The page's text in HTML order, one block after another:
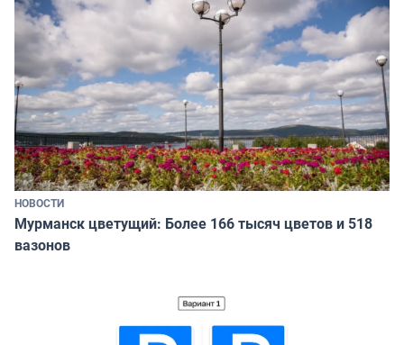
НОВОСТИ
Мурманск цветущий: Более 166 тысяч цветов и 518
вазонов